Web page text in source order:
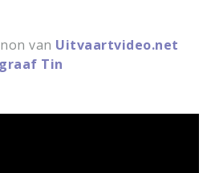
van Uitvaartvideo.net
Tin